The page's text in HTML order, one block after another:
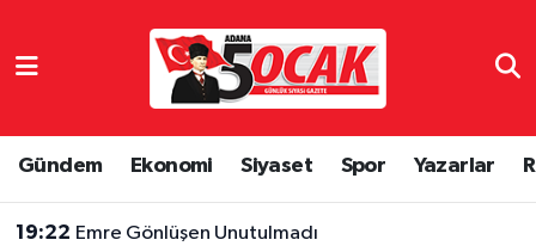
Gündem Ekonomi Siyaset Spor Yazarlar
19:22 Emre Gönlüşen Unutulmadı
19:16 Adaletgücülü Oyuncular Beslenme Diyetisyen Duygu Özbay’ın Kontrolünde
Adana Nöbetçi Eczaneler